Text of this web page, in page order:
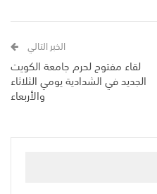
الخبر التالي
لقاء مفتوح لحرم جامعة الكويت
الجديد في الشدادية يومي الثلاثاء
والأربعاء